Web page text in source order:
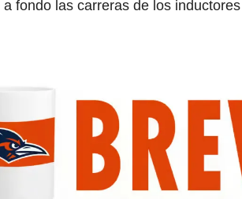
fondo las carreras de los